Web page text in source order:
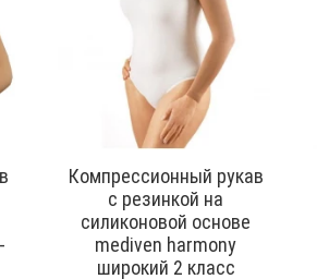
Компрессионный рукав
с резинкой на
силиконовой основе
mediven harmony
широкий 2 класс